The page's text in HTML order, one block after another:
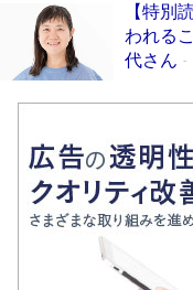
【特別
われる
代さん